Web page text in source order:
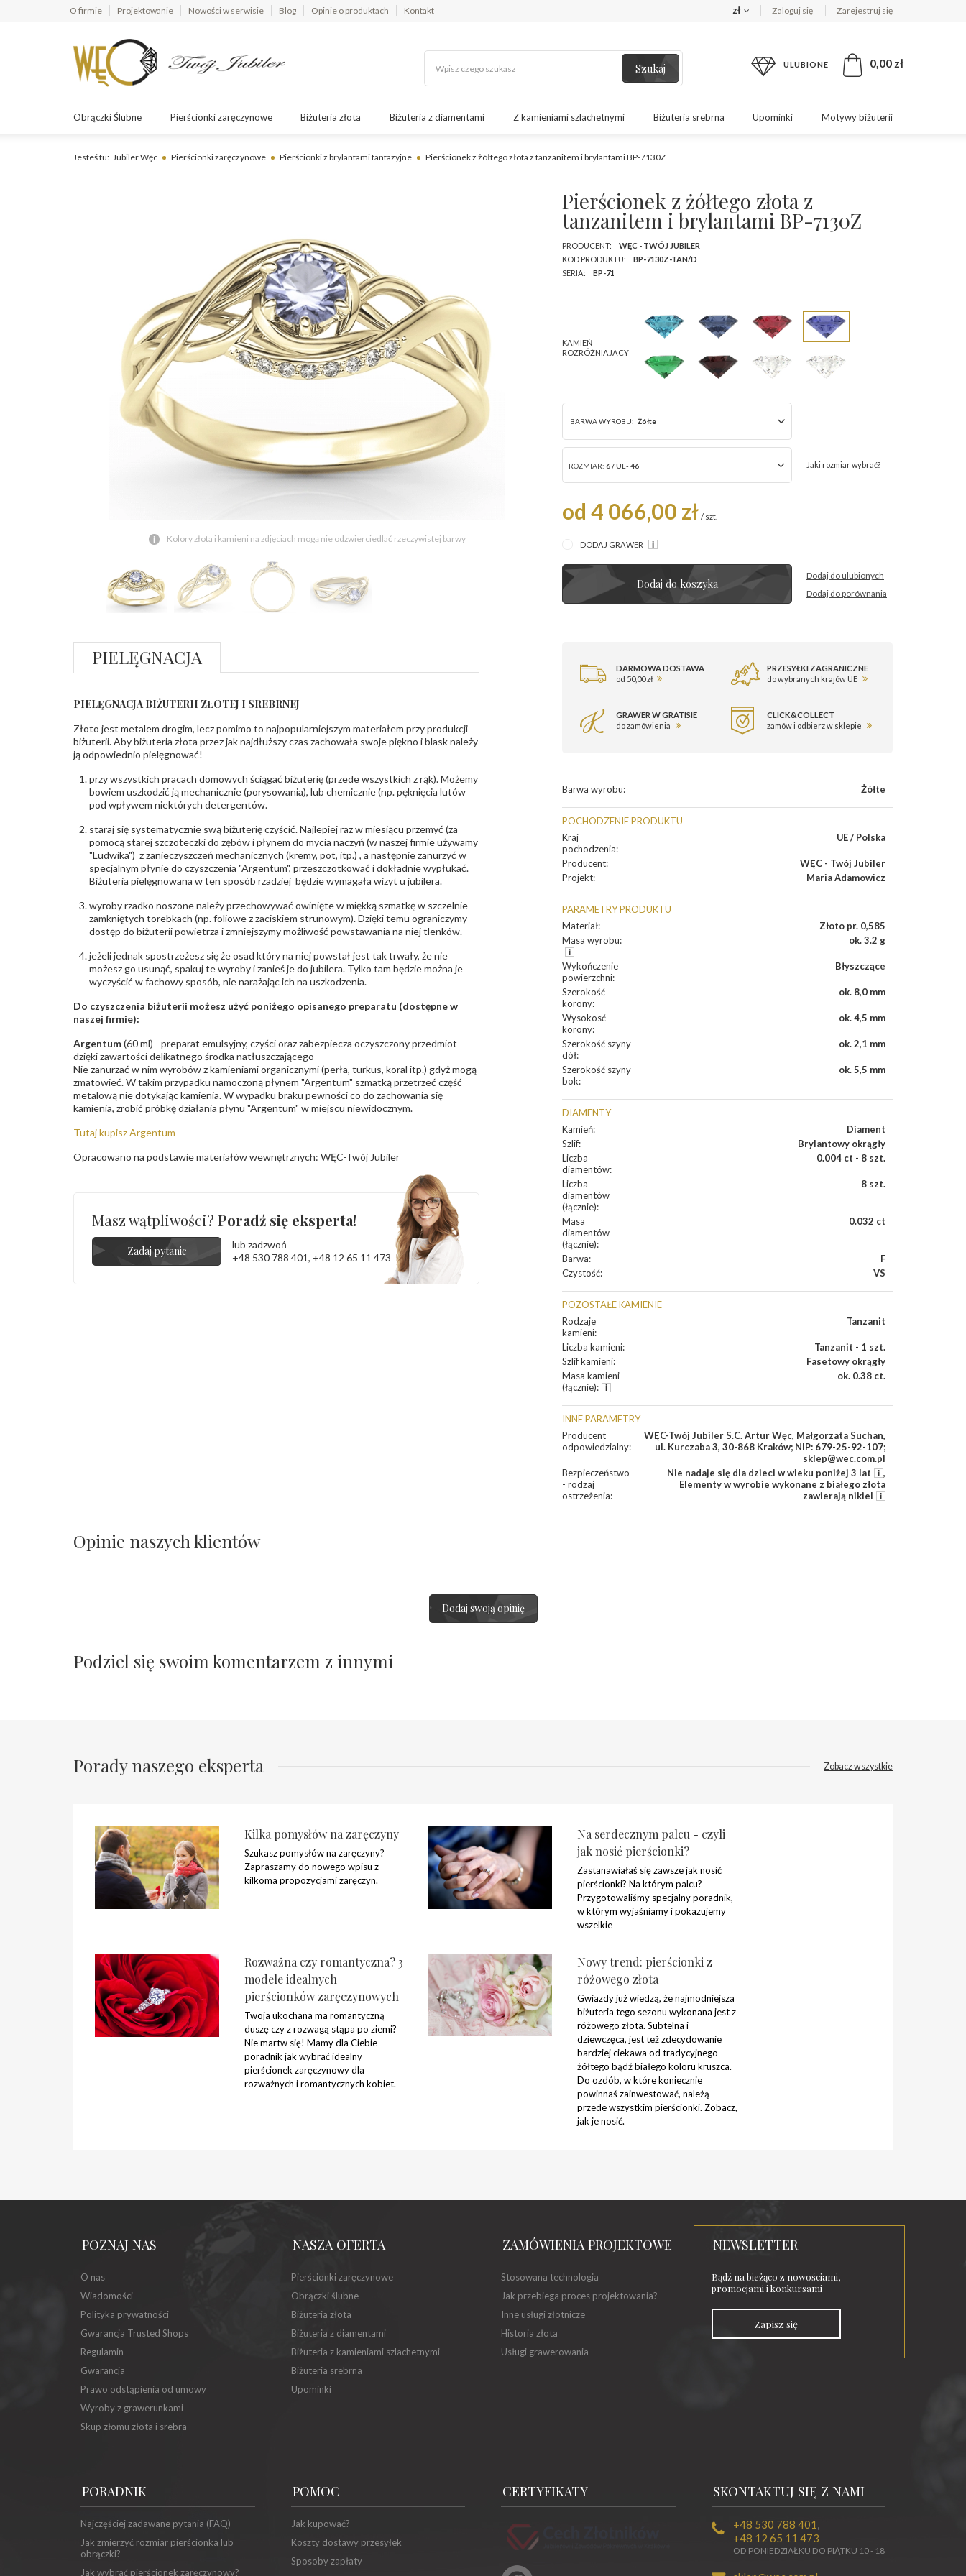
O firmie Projektowanie Nowości w serwisie Blog Opinie o produktach Kontakt zł Zaloguj się Zarejestruj się
Szukaj ULUBIONE 0,00 zł
Obrączki Ślubne Pierścionki zaręczynowe Biżuteria złota Biżuteria z diamentami Z kamieniami szlachetnymi Biżuteria srebrna Upominki Motywy biżuterii
Jesteś tu: Jubiler Węc Pierścionki zaręczynowe Pierścionki z brylantami fantazyjne Pierścionek z żółtego złota z tanzanitem i brylantami BP-7130Z
Kolory złota i kamieni na zdjęciach mogą nie odzwierciedlać rzeczywistej barwy
Pierścionek z żółtego złota z
tanzanitem i brylantami BP-7130Z
PRODUCENT:
WĘC - TWÓJ JUBILER
KOD PRODUKTU:
BP-7130Z-TAN/D
SERIA:
BP-71
KAMIEŃ
ROZRÓŻNIAJĄCY
BARWA WYROBU: Żółte
ROZMIAR: 6 / UE- 46 Jaki rozmiar wybrać?
od 4 066,00 zł / szt.
DODAJ GRAWER
Dodaj do koszyka
Dodaj do ulubionych
Dodaj do porównania
DARMOWA DOSTAWA
od 50,00 zł
PRZESYŁKI ZAGRANICZNE
do wybranych krajów UE
GRAWER W GRATISIE
do zamówienia
CLICK&COLLECT
zamów i odbierz w sklepie
Barwa wyrobu: Żółte
POCHODZENIE PRODUKTU
Kraj
pochodzenia:
UE / Polska
Producent:
WĘC - Twój Jubiler
Projekt: Maria Adamowicz
PARAMETRY PRODUKTU
Materiał:
Złoto pr. 0,585
Masa wyrobu: ok. 3.2 g
Wykończenie
powierzchni:
Błyszczące
Szerokość
korony:
ok. 8,0 mm
Wysokosć
korony:
ok. 4,5 mm
Szerokość szyny
dół:
ok. 2,1 mm
Szerokość szyny
bok:
ok. 5,5 mm
DIAMENTY
Kamień:
Diament
Szlif:
Brylantowy okrągły
Liczba
diamentów:
0.004 ct - 8 szt.
Liczba
diamentów
(łącznie):
8 szt.
Masa
diamentów
(łącznie):
0.032 ct
Barwa:
F
Czystość: VS
POZOSTAŁE KAMIENIE
Rodzaje
kamieni:
Tanzanit
Liczba kamieni:
Tanzanit - 1 szt.
Szlif kamieni:
Fasetowy okrągły
Masa kamieni
(łącznie):
ok. 0.38 ct.
INNE PARAMETRY
Producent
odpowiedzialny:
WĘC-Twój Jubiler S.C. Artur Węc, Małgorzata Suchan,
ul. Kurczaba 3, 30-868 Kraków; NIP: 679-25-92-107;
sklep@wec.com.pl
Bezpieczeństwo
- rodzaj
ostrzeżenia:
Nie nadaje się dla dzieci w wieku poniżej 3 lat
,
Elementy w wyrobie wykonane z białego złota
zawierają nikiel
PIELĘGNACJA
PIELĘGNACJA BIŻUTERII ZŁOTEJ I SREBRNEJ
Złoto jest metalem drogim, lecz pomimo to najpopularniejszym materiałem przy produkcji
biżuterii. Aby biżuteria złota przez jak najdłuższy czas zachowała swoje piękno i blask należy
ją odpowiednio pielęgnować!
przy wszystkich pracach domowych ściągać biżuterię (przede wszystkich z rąk). Możemy
bowiem uszkodzić ją mechanicznie (porysowania), lub chemicznie (np. pęknięcia lutów
pod wpływem niektórych detergentów.
staraj się systematycznie swą biżuterię czyścić. Najlepiej raz w miesiącu przemyć (za
pomocą starej szczoteczki do zębów i płynem do mycia naczyń (w naszej firmie używamy
"Ludwika") z zanieczyszczeń mechanicznych (kremy, pot, itp.) , a następnie zanurzyć w
specjalnym płynie do czyszczenia "Argentum", przeszczotkować i dokładnie wypłukać.
Biżuteria pielęgnowana w ten sposób rzadziej będzie wymagała wizyt u jubilera.
wyroby rzadko noszone należy przechowywać owinięte w miękką szmatkę w szczelnie
zamkniętych torebkach (np. foliowe z zaciskiem strunowym). Dzięki temu ograniczymy
dostęp do biżuterii powietrza i zmniejszymy możliwość powstawania na niej tlenków.
jeżeli jednak spostrzeżesz się że osad który na niej powstał jest tak trwały, że nie
możesz go usunąć, spakuj te wyroby i zanieś je do jubilera. Tylko tam będzie można je
wyczyścić w fachowy sposób, nie narażając ich na uszkodzenia.
Do czyszczenia biżuterii możesz użyć poniżego opisanego preparatu (dostępne w
naszej firmie):
Argentum(60 ml) - preparat emulsyjny, czyści oraz zabezpiecza oczyszczony przedmiot
dzięki zawartości delikatnego środka natłuszczającego
Nie zanurzać w nim wyrobów z kamieniami organicznymi (perła, turkus, koral itp.) gdyż mogą
zmatowieć. W takim przypadku namoczoną płynem "Argentum" szmatką przetrzeć część
metalową nie dotykając kamienia. W wypadku braku pewności co do zachowania się
kamienia, zrobić próbkę działania płynu "Argentum" w miejscu niewidocznym.
Tutaj kupisz Argentum
Opracowano na podstawie materiałów wewnętrznych: WĘC-Twój Jubiler
Masz wątpliwości? Poradź się eksperta!
Zadaj pytanie
lub zadzwoń
+48 530 788 401, +48 12 65 11 473
Opinie naszych klientów
Dodaj swoją opinię
Podziel się swoim komentarzem z innymi
Porady naszego eksperta Zobacz wszystkie
Kilka pomysłów na zaręczyny
Szukasz pomysłów na zaręczyny?
Zapraszamy do nowego wpisu z
kilkoma propozycjami zaręczyn.
Na serdecznym palcu - czyli
jak nosić pierścionki?
Zastanawiałaś się zawsze jak nosić
pierścionki? Na którym palcu?
Przygotowaliśmy specjalny poradnik,
w którym wyjaśniamy i pokazujemy
wszelkie
Rozważna czy romantyczna? 3
modele idealnych
pierścionków zaręczynowych
Twoja ukochana ma romantyczną
duszę czy z rozwagą stąpa po ziemi?
Nie martw się! Mamy dla Ciebie
poradnik jak wybrać idealny
pierścionek zaręczynowy dla
rozważnych i romantycznych kobiet.
Nowy trend: pierścionki z
różowego złota
Gwiazdy już wiedzą, że najmodniejsza
biżuteria tego sezonu wykonana jest z
różowego złota. Subtelna i
dziewczęca, jest też zdecydowanie
bardziej ciekawa od tradycyjnego
żółtego bądź białego koloru kruszca.
Do ozdób, w które koniecznie
powinnaś zainwestować, należą
przede wszystkim pierścionki. Zobacz,
jak je nosić.
POZNAJ NAS
O nas
Wiadomości
Polityka prywatności
Gwarancja Trusted Shops
Regulamin
Gwarancja
Prawo odstąpienia od umowy
Wyroby z grawerunkami
Skup złomu złota i srebra
NASZA OFERTA
Pierścionki zaręczynowe
Obrączki ślubne
Biżuteria złota
Biżuteria z diamentami
Biżuteria z kamieniami szlachetnymi
Biżuteria srebrna
Upominki
ZAMÓWIENIA PROJEKTOWE
Stosowana technologia
Jak przebiega proces projektowania?
Inne usługi złotnicze
Historia złota
Usługi grawerowania
NEWSLETTER
Bądź na bieżąco z nowościami,
promocjami i konkursami
Zapisz się
PORADNIK
Najczęściej zadawane pytania (FAQ)
Jak zmierzyć rozmiar pierścionka lub
obrączki?
Jak wybrać pierścionek zaręczynowy?
POMOC
Jak kupować?
Koszty dostawy przesyłek
Sposoby zapłaty
CERTYFIKATY SKONTAKTUJ SIĘ Z NAMI
+48 530 788 401 ,
+48 12 65 11 473
OD PONIEDZIAŁKU DO PIĄTKU 10 - 18